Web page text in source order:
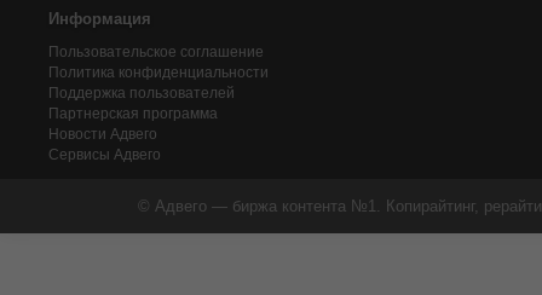
Информация
Пользовательское соглашение
Политика конфиденциальности
Поддержка пользователей
Партнерская программа
Новости Адвего
Сервисы Адвего
© Адвего — биржа контента №1. Копирайтинг,